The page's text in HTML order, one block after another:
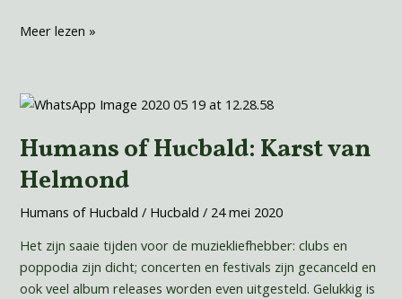
Meer lezen »
Humans of Hucbald: Karst van
Helmond
Humans of Hucbald / Hucbald/ 24 mei 2020
Het zijn saaie tijden voor de muziekliefhebber: clubs en
poppodia zijn dicht; concerten en festivals zijn gecanceld en
ook veel album releases worden even uitgesteld. Gelukkig is
Humans
Hucbald:
Karst
van
Helmond